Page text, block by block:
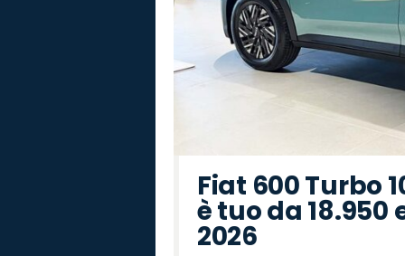
Fiat 600 Turbo
è tuo da
2026